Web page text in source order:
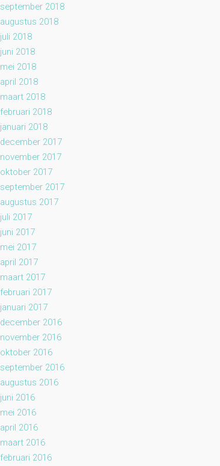
september 2018
augustus 2018
juli 2018
juni 2018
mei 2018
april 2018
maart 2018
februari 2018
januari 2018
december 2017
november 2017
oktober 2017
september 2017
augustus 2017
juli 2017
juni 2017
mei 2017
april 2017
maart 2017
februari 2017
januari 2017
december 2016
november 2016
oktober 2016
september 2016
augustus 2016
juni 2016
mei 2016
april 2016
maart 2016
februari 2016